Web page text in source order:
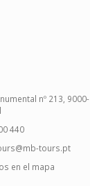
nº 213, 9000-
440
tours.pt
en el mapa